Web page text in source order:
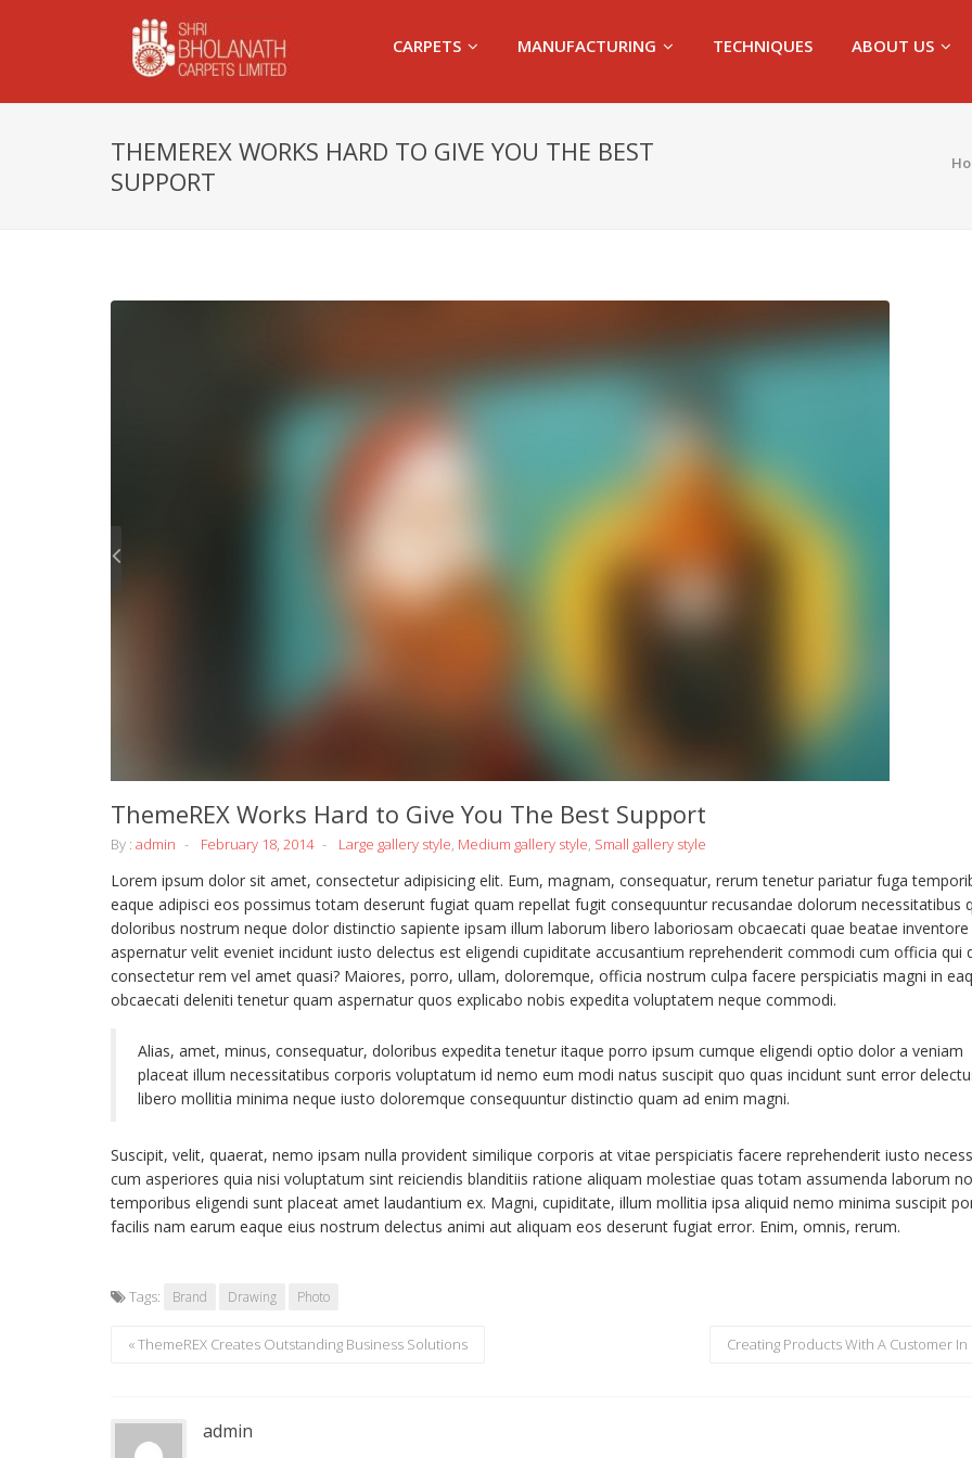
CARPETS MANUFACTURING TECHNIQUES ABOUT US
THEMEREX WORKS HARD TO GIVE YOU THE BEST
SUPPORT
ThemeREX Works Hard to Give You The Best Support
By : admin February 18, 2014 Large gallery style, Medium gallery style, Small gallery style
Lorem ipsum dolor sit amet, consectetur adipisicing elit. Eum, magnam, consequatur, rerum tenetur pariatur fuga
eaque adipisci eos possimus totam deserunt fugiat quam repellat fugit consequuntur recusandae dolorum necessitatibus
doloribus nostrum neque dolor distinctio sapiente ipsam illum laborum libero laboriosam obcaecati quae beatae inventore
aspernatur velit eveniet incidunt iusto delectus est eligendi cupiditate accusantium reprehenderit commodi cum officia qui
consectetur rem vel amet quasi? Maiores, porro, ullam, doloremque, officia nostrum culpa facere perspiciatis magni in
obcaecati deleniti tenetur quam aspernatur quos explicabo nobis expedita voluptatem neque commodi.
Alias, amet, minus, consequatur, doloribus expedita tenetur itaque porro ipsum cumque eligendi optio dolor a veniam
placeat illum necessitatibus corporis voluptatum id nemo eum modi natus suscipit quo quas incidunt sunt error
libero mollitia minima neque iusto doloremque consequuntur distinctio quam ad enim magni.
Suscipit, velit, quaerat, nemo ipsam nulla provident similique corporis at vitae perspiciatis facere reprehenderit iusto
cum asperiores quia nisi voluptatum sint reiciendis blanditiis ratione aliquam molestiae quas totam assumenda laborum
temporibus eligendi sunt placeat amet laudantium ex. Magni, cupiditate, illum mollitia ipsa aliquid nemo minima suscipit
facilis nam earum eaque eius nostrum delectus animi aut aliquam eos deserunt fugiat error. Enim, omnis, rerum.
Tags: Brand Drawing Photo
« ThemeREX Creates Outstanding Business Solutions Creating Products With A Customer In
admin